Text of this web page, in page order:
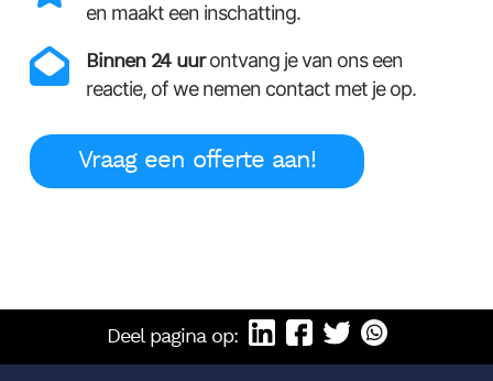
en maakt een inschatting.
Binnen 24 uurontvang je van ons een
reactie, of we nemen contact met je op.
Vraag een offerte aan!
Deel pagina op: